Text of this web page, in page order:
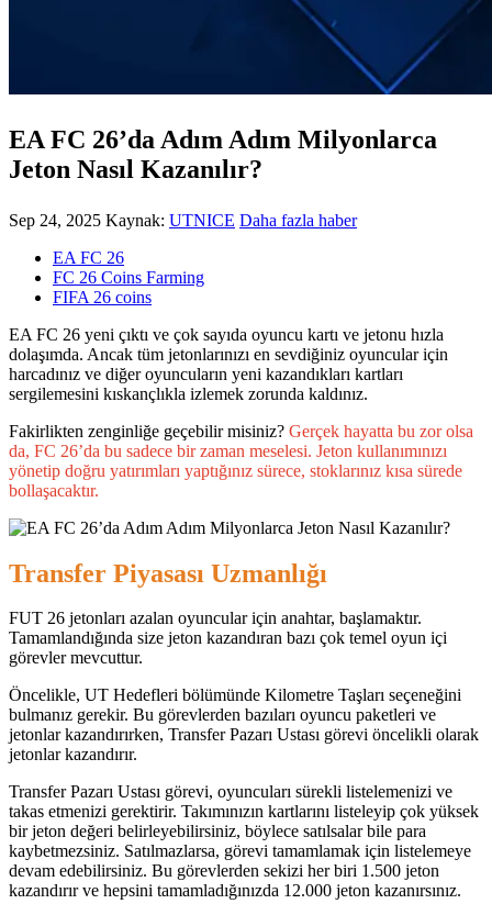
EA FC 26’da Adım Adım Milyonlarca
Jeton Nasıl Kazanılır?
Sep 24, 2025 Kaynak: UTNICE Daha fazla haber
EA FC 26
FC 26 Coins Farming
FIFA 26 coins
EA FC 26 yeni çıktı ve çok sayıda oyuncu kartı ve jetonu hızla
dolaşımda. Ancak tüm jetonlarınızı en sevdiğiniz oyuncular için
harcadınız ve diğer oyuncuların yeni kazandıkları kartları
sergilemesini kıskançlıkla izlemek zorunda kaldınız.
Fakirlikten zenginliğe geçebilir misiniz? Gerçek hayatta bu zor olsa
da, FC 26’da bu sadece bir zaman meselesi. Jeton kullanımınızı
yönetip doğru yatırımları yaptığınız sürece, stoklarınız kısa sürede
bollaşacaktır.
Transfer Piyasası Uzmanlığı
FUT 26 jetonları azalan oyuncular için anahtar, başlamaktır.
Tamamlandığında size jeton kazandıran bazı çok temel oyun içi
görevler mevcuttur.
Öncelikle, UT Hedefleri bölümünde Kilometre Taşları seçeneğini
bulmanız gerekir. Bu görevlerden bazıları oyuncu paketleri ve
jetonlar kazandırırken, Transfer Pazarı Ustası görevi öncelikli olarak
jetonlar kazandırır.
Transfer Pazarı Ustası görevi, oyuncuları sürekli listelemenizi ve
takas etmenizi gerektirir. Takımınızın kartlarını listeleyip çok yüksek
bir jeton değeri belirleyebilirsiniz, böylece satılsalar bile para
kaybetmezsiniz. Satılmazlarsa, görevi tamamlamak için listelemeye
devam edebilirsiniz. Bu görevlerden sekizi her biri 1.500 jeton
kazandırır ve hepsini tamamladığınızda 12.000 jeton kazanırsınız.